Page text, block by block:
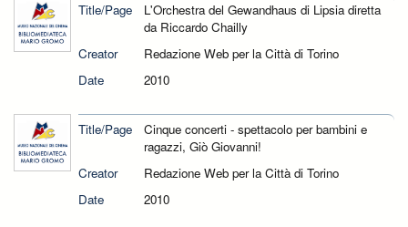
Title/Page
L'Orchestra del Gewandhaus di Lipsia diretta
da Riccardo Chailly
Creator
Redazione Web per la Città di Torino
Date
2010
Title/Page
Cinque concerti - spettacolo per bambini e
ragazzi, Giò Giovanni!
Creator
Redazione Web per la Città di Torino
Date
2010